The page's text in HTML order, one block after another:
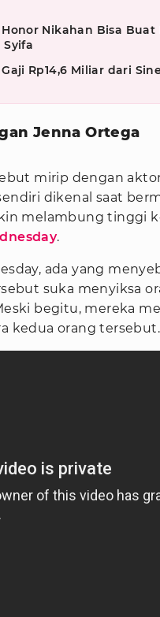
Nikahan Bisa
Rp14,6 Miliar dari
Jenna Ortega
mirip dengan
dikenal saat
melambung tinggi
.
ada yang
suka menyiksa
begitu, mereka
kedua orang tersebut.